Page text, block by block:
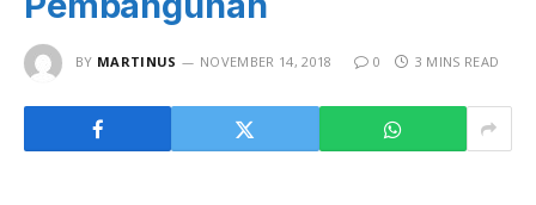
BY MARTINUS NOVEMBER 14, 2018 0 3 MINS READ